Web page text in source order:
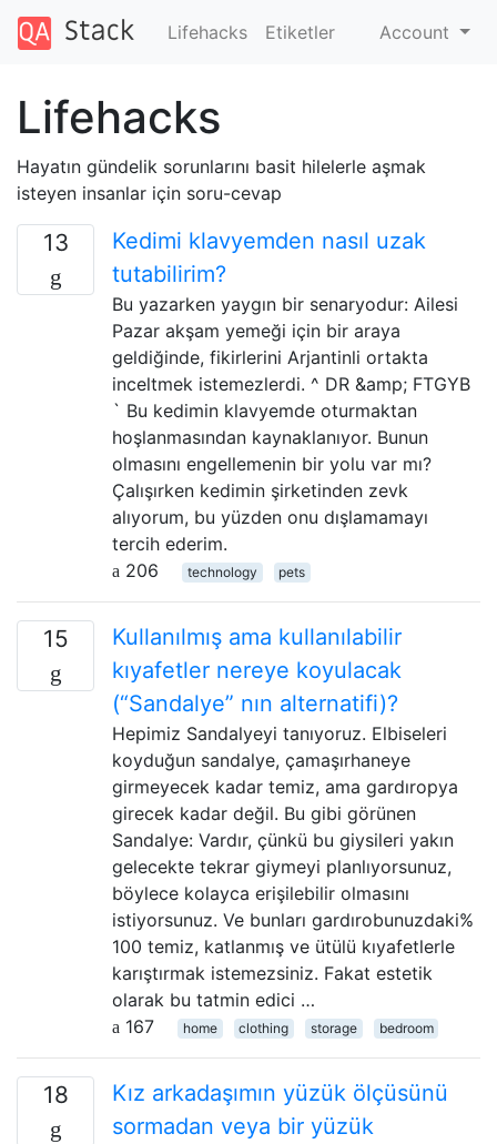
Lifehacks Etiketler Account
Lifehacks
Hayatın gündelik sorunlarını basit hilelerle aşmak
isteyen insanlar için soru-cevap
13
Kedimi klavyemden nasıl uzak
tutabilirim?
Bu yazarken yaygın bir senaryodur: Ailesi
Pazar akşam yemeği için bir araya
geldiğinde, fikirlerini Arjantinli ortakta
inceltmek istemezlerdi. ^ DR &amp; FTGYB
` Bu kedimin klavyemde oturmaktan
hoşlanmasından kaynaklanıyor. Bunun
olmasını engellemenin bir yolu var mı?
Çalışırken kedimin şirketinden zevk
alıyorum, bu yüzden onu dışlamamayı
tercih ederim.
206
technology pets
15
Kullanılmış ama kullanılabilir
kıyafetler nereye koyulacak
(“Sandalye” nın alternatifi)?
Hepimiz Sandalyeyi tanıyoruz. Elbiseleri
koyduğun sandalye, çamaşırhaneye
girmeyecek kadar temiz, ama gardıropya
girecek kadar değil. Bu gibi görünen
Sandalye: Vardır, çünkü bu giysileri yakın
gelecekte tekrar giymeyi planlıyorsunuz,
böylece kolayca erişilebilir olmasını
istiyorsunuz. Ve bunları gardırobunuzdaki%
100 temiz, katlanmış ve ütülü kıyafetlerle
karıştırmak istemezsiniz. Fakat estetik
olarak bu tatmin edici …
167
home clothing storage bedroom
18
Kız arkadaşımın yüzük ölçüsünü
sormadan veya bir yüzük